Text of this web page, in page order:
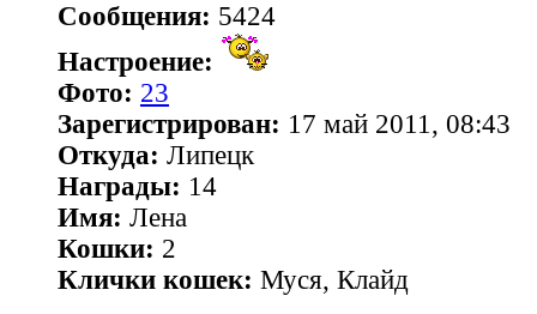
Сообщения: 5424
Настроение:
Фото: 23
Зарегистрирован: 17 май 2011, 08:43
Откуда: Липецк
Награды: 14
Имя: Лена
Кошки: 2
Клички кошек: Муся, Клайд